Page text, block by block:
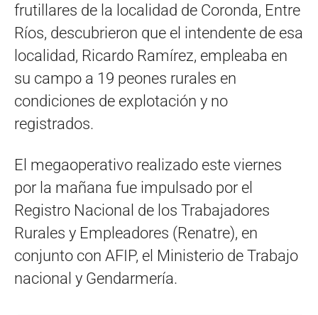
frutillares de la localidad de Coronda, Entre
Ríos, descubrieron que el intendente de esa
localidad, Ricardo Ramírez, empleaba en
su campo a 19 peones rurales en
condiciones de explotación y no
registrados.
El megaoperativo realizado este viernes
por la mañana fue impulsado por el
Registro Nacional de los Trabajadores
Rurales y Empleadores (Renatre), en
conjunto con AFIP, el Ministerio de Trabajo
nacional y Gendarmería.